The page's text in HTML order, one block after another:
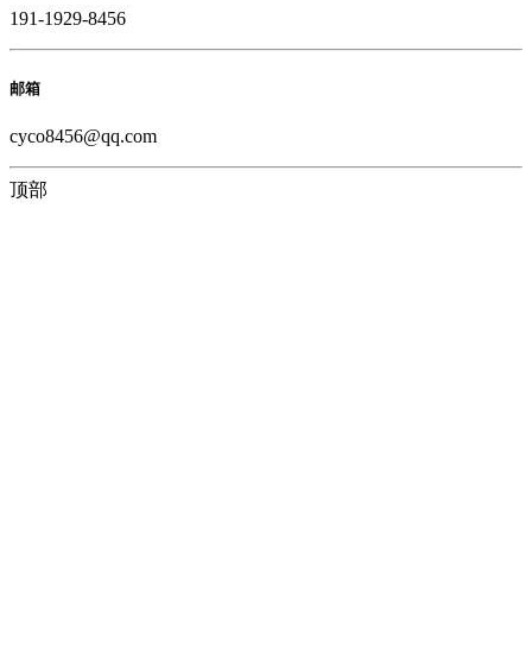
191-1929-8456
邮箱
cyco8456@qq.com
顶部